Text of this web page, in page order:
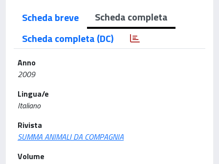
Scheda breve
Scheda completa
Scheda completa (DC)
Anno
2009
Lingua/e
Italiano
Rivista
SUMMA ANIMALI DA COMPAGNIA
Volume